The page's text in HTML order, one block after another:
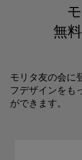
無
モリタ友の会に
フデザインをも
ができます。